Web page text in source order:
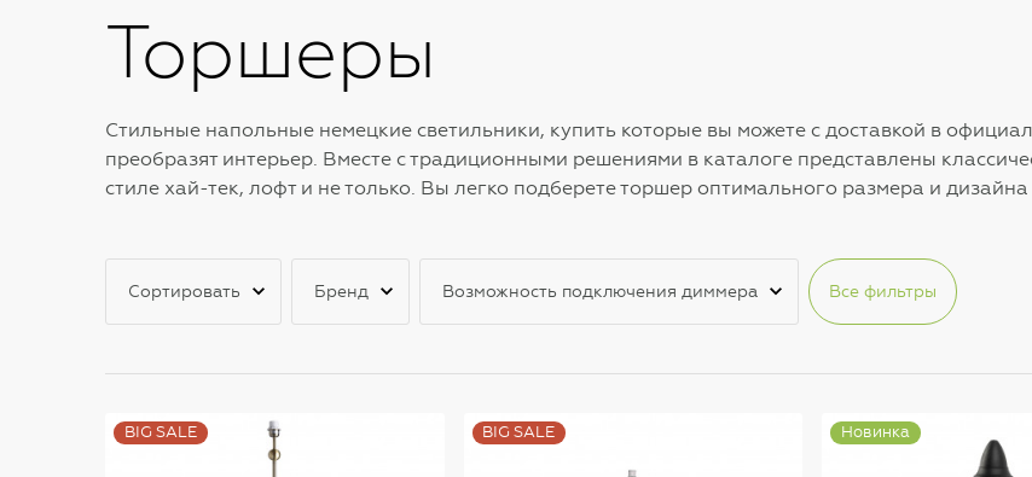
Торшеры
Стильные напольные немецкие светильники, купить которые вы можете с доставкой в
преобразят интерьер. Вместе с традиционными решениями в каталоге представлены
стиле хай-тек, лофт и не только. Вы легко подберете торшер оптимального размера и
Сортировать Бренд Возможность подключения диммера Все фильтры
BIG SALE BIG SALE Новинка